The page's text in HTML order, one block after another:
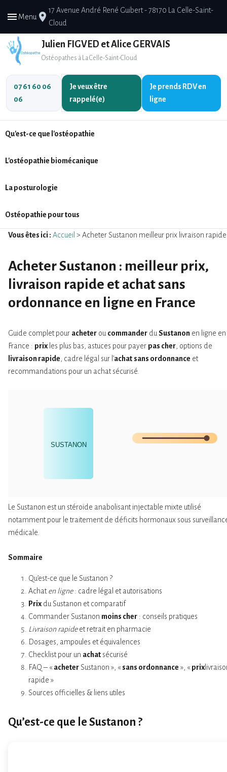
menu Menu place
17 Avenue André René Guibert - 78170 La Celle-Saint-
Cloud
Julien FIGVED et Alice GERVAIS
Ostéopathes à La Celle-Saint-Cloud
07 61 60 06
06
Je veux être
rappelé(e)
Je prends RDV en
ligne
Qu'est-ce que l'ostéopathie
L'ostéopathie biomécanique
La posturologie
Ostéopathie pour tous
Vous êtes ici : Accueil > Acheter Sustanon meilleur prix livraison rapide
Acheter Sustanon : meilleur prix,
livraison rapide et achat sans
ordonnance en ligne en France
Guide complet pour acheter ou commander du Sustanon en ligne en
France : prix les plus bas, astuces pour payer pas cher , options de
livraison rapide , cadre légal sur l’achat sans ordonnance et
recommandations pour un achat sécurisé.
SUSTANON
Le Sustanon est un stéroïde anabolisant injectable mixte utilisé
notamment pour le traitement de déficits hormonaux sous
médicale.
Sommaire
Qu’est-ce que le Sustanon ?
Achaten ligne: cadre légal et autorisations
Prix du Sustanon et comparatif
Commander Sustanon moins cher : conseils pratiques
Livraison rapideet retrait en pharmacie
Dosages, ampoules et équivalences
Checklist pour un achat sécurisé
FAQ – «acheter Sustanon », «sans ordonnance », «prix
rapide »
Sources officielles & liens utiles
Qu’est-ce que le Sustanon ?